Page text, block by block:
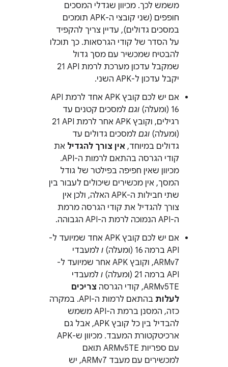
משמש לכך. מכיוון שגדלי המסכים
חופפים (שני קובצי ה-APK תומכים
במסכים גדולים), עדיין צריך להקפיד
על הסדר של קודי הגרסאות. כך תוכלו
להבטיח שמכשיר עם מסך גדול
שמקבל עדכון מערכת לרמת API ‏21
יקבל עדכון ל-APK השני.
אם יש לכם קובץ APK אחד לרמת API
וגם למסכים קטנים עד
רגילים, וקובץ APK אחר לרמת API ‏21
(ומעלה) וגם למסכים גדולים עד
גדולים במיוחד, אין צורך להגדיל את
קודי הגרסה בהתאם לרמות ה-API.
מכיוון שאין חפיפה בפילטר של גודל
המסך, אין מכשירים שיכולים לעבור בין
שתי חבילות ה-APK האלה, ולכן אין
צורך להגדיל את קודי הגרסה מרמת
ה-API הנמוכה לרמת ה-API הגבוהה.
אם יש לכם קובץ APK אחד שמיועד ל-
API ברמה 16 (ומעלה)
ו למעבדי
ARMv7, וקובץ APK אחר שמיועד ל-
API ברמה 21 (ומעלה)
ו למעבדי
ARMv5TE, קודי הגרסה
צריכים
לעלות
בהתאם לרמות ה-API. במקרה
כזה, המסנן ברמת ה-API משמש
להבדיל בין כל קובץ APK, אבל גם
ארכיטקטורת המעבד. מכיוון ש-APK
עם ספריות ARMv5TE תואם
למכשירים עם מעבד ARMv7, יש